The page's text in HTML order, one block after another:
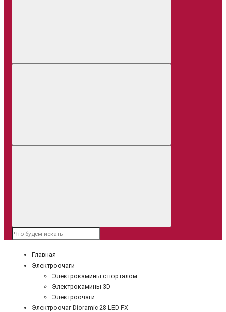
Главная
Электроочаги
Электрокамины с порталом
Электрокамины 3D
Электроочаги
Электроочаг Dioramic 28 LED FX